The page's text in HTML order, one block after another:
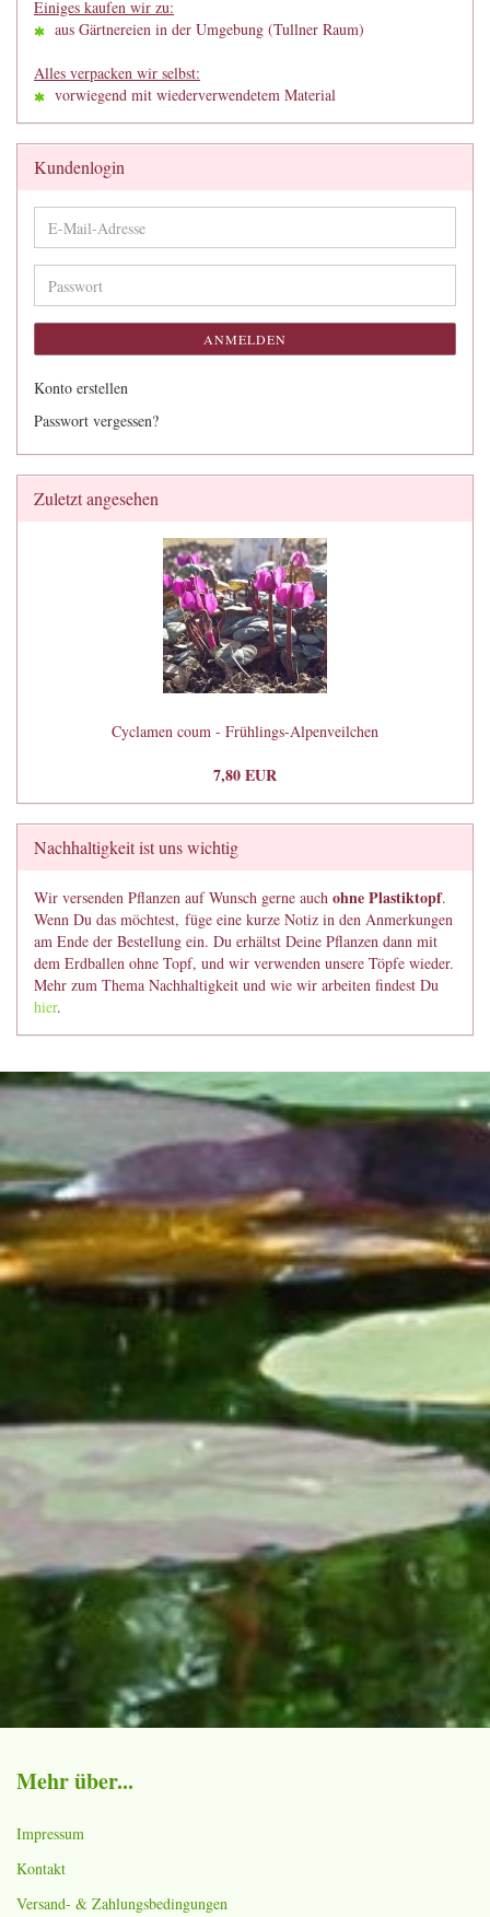
Einiges kaufen wir zu:
aus Gärtnereien in der Umgebung (Tullner Raum)
Alles verpacken wir selbst:
vorwiegend mit wiederverwendetem Material
Kundenlogin
E-
Mail-
Adresse
Passwort
ANMELDEN
Konto erstellen
Passwort vergessen?
Zuletzt angesehen
Cyclamen coum - Frühlings-Alpenveilchen
7,80 EUR
Nachhaltigkeit ist uns wichtig
Wir versenden Pflanzen auf Wunsch gerne auch ohne Plastiktopf.
Wenn Du das möchtest, füge eine kurze Notiz in den Anmerkungen
am Ende der Bestellung ein. Du erhältst Deine Pflanzen dann mit
dem Erdballen ohne Topf, und wir verwenden unsere Töpfe wieder.
Mehr zum Thema Nachhaltigkeit und wie wir arbeiten findest Du
hier.
Mehr über...
Impressum
Kontakt
Versand- & Zahlungsbedingungen